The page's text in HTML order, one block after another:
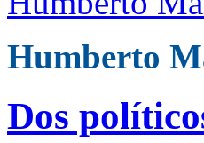
Humberto
Dos